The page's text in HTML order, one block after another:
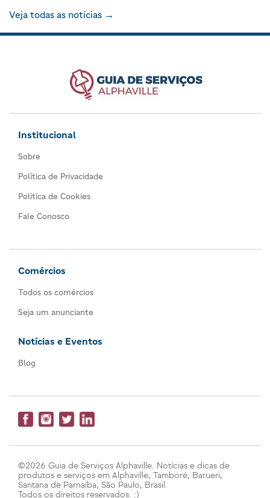
Veja todas as notícias →
Institucional
Sobre
Política de Privacidade
Política de Cookies
Fale Conosco
Comércios
Todos os comércios
Seja um anunciante
Notícias e Eventos
Blog
©2026 Guia de Serviços Alphaville. Notícias e dicas de
produtos e serviços em Alphaville, Tamboré, Barueri,
Santana de Parnaíba, São Paulo, Brasil.
Todos os direitos reservados. :)